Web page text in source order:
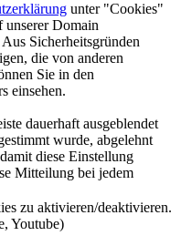
unter "Cookies"
unserer Domain
Sicherheitsgründen
die von anderen
Sie in den
einsehen.
dauerhaft ausgeblendet
wurde, abgelehnt
diese Einstellung
Mitteilung bei jedem
zu aktivieren/deaktivieren.
Youtube)